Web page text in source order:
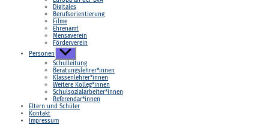
Digitales
Berufsorientierung
Filme
Ehrenamt
Mensaverein
Förderverein
Personen
Untermenü
anzeigen
Schulleitung
Beratungslehrer*innen
Klassenlehrer*innen
Weitere Kolleg*innen
Schulsozialarbeiter*innen
Referendar*innen
Eltern und Schüler
Kontakt
Impressum